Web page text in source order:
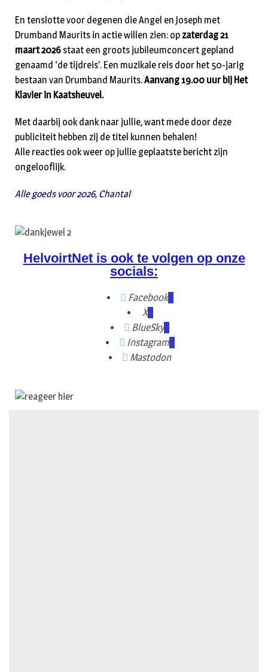
En tenslotte voor degenen die Angel en Joseph met
Drumband Maurits in actie willen zien: op zaterdag 21
maart 2026 staat een groots jubileumconcert gepland
genaamd ‘de tijdreis’. Een muzikale reis door het 50-jarig
bestaan van Drumband Maurits.Aanvang 19.00 uur bij Het
Klavier in Kaatsheuvel.
Met daarbij ook dank naar jullie, want mede door deze
publiciteit hebben zij de titel kunnen behalen!
Alle reacties ook weer op jullie geplaatste bericht zijn
ongelooflijk.
Alle goeds voor 2026, Chantal
HelvoirtNet is ook te volgen op onze
socials:
Facebook
X
BlueSky
Instagram
Mastodon